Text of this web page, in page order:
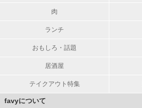
肉
ランチ
おもしろ・話題
居酒屋
テイクアウト特集
favyについて